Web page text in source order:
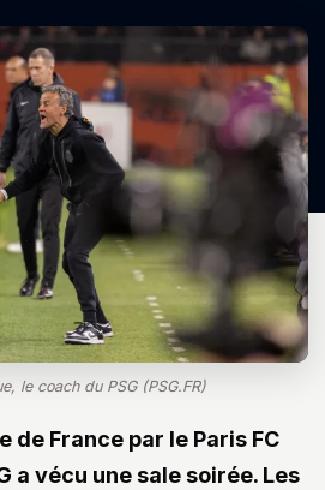
le coach du PSG (PSG.FR)
de France par le Paris FC
a vécu une sale soirée. Les